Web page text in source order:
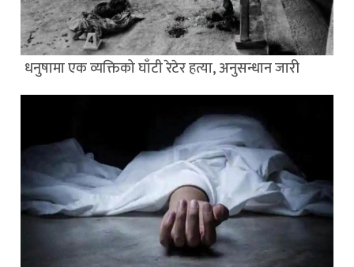
धनुषामा एक व्यक्तिको घाँटी रेटेर हत्या, अनुसन्धान जारी